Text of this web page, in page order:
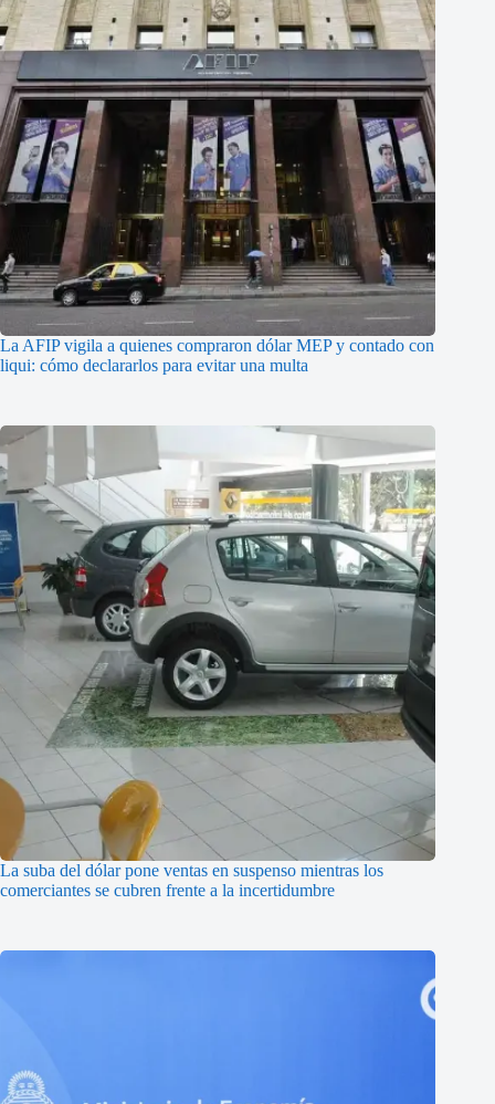
La AFIP vigila a quienes compraron dólar MEP y contado con
liqui: cómo declararlos para evitar una multa
La suba del dólar pone ventas en suspenso mientras los
comerciantes se cubren frente a la incertidumbre